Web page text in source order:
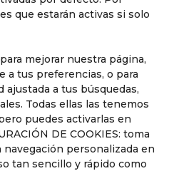
que estarán activas si solo
mejorar nuestra página,
a tus preferencias, o para
a tus búsquedas,
Todas ellas las tenemos
puedes activarlas en
DE COOKIES: toma
personalizada en
tan sencillo y rápido como